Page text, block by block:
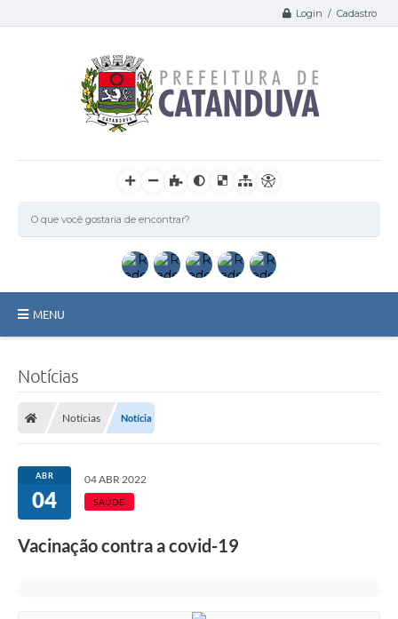
Login / Cadastro
MENU
Licitações / PCA
Transparência
Notícias
Notícias Notícia
ABR
04
04 ABR 2022
SAÚDE
Vacinação contra a covid-19